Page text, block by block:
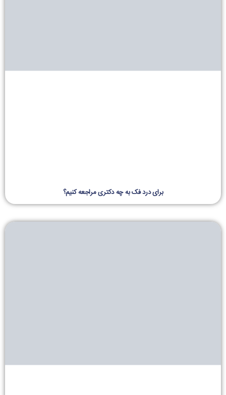
برای درد فک به چه دکتری مراجعه کنیم؟